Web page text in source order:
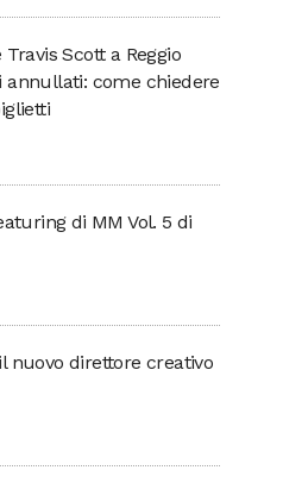
Scott a Reggio
annullati: come chiedere
di MM Vol. 5 di
nuovo direttore creativo